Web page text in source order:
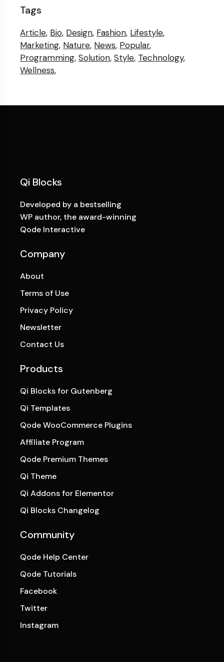
Tags
Article Bio Design Fashion Lifestyle
Marketing Nature News Popular
Programming Solution Style Technology
Wellness
Qi Blocks
Developed by a bestselling
WP author, the award-winning
Qode Interactive
Company
About
Terms of Use
Privacy Policy
Newsletter
Contact Us
Products
Qi Blocks for Gutenberg
Qi Templates
Qode WooCommerce Plugins
Affiliate Program
Qode Premium Themes
Qi Theme
Qi Addons for Elementor
Qi Blocks Changelog
Community
Qode Help Center
Qode Tutorials
Facebook
Twitter
Instagram